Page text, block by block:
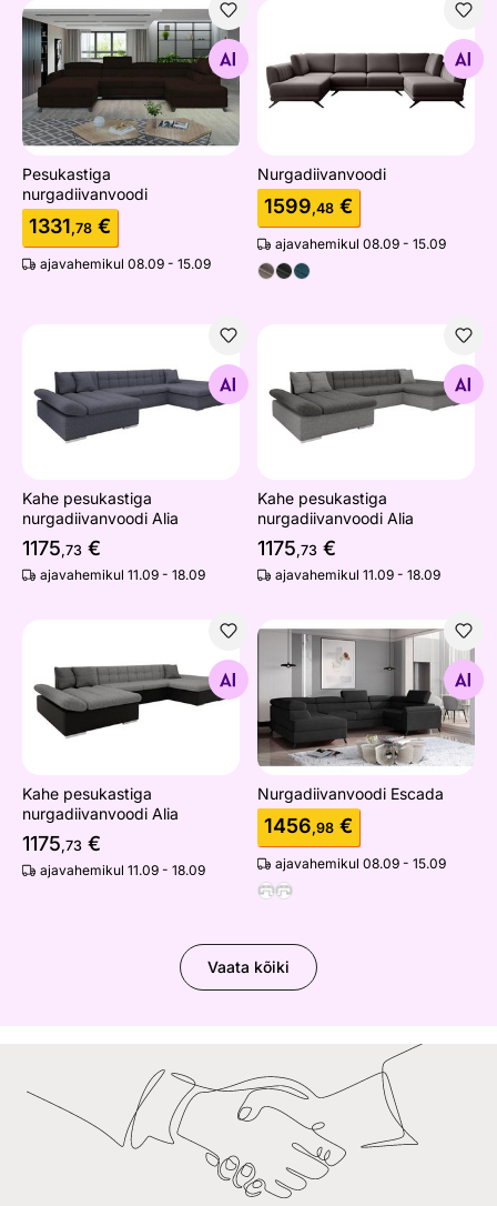
Pesukastiga nurgadiivanvoodi
Otsi sarnaseid
Pesukastiga
nurgadiivanvoodi
1331,78 €
ajavahemikul 08.09 - 15.09
Otsi sarnaseid
Nurgadiivanvoodi
1599,48 €
ajavahemikul 08.09 - 15.09
Otsi sarnaseid
Kahe pesukastiga
nurgadiivanvoodi Alia
1175,73 €
ajavahemikul 11.09 - 18.09
Otsi sarnaseid
Kahe pesukastiga
nurgadiivanvoodi Alia
1175,73 €
ajavahemikul 11.09 - 18.09
Kahe pesukastiga nurgadiivanvoodi Alia
Otsi sarnaseid
Kahe pesukastiga
nurgadiivanvoodi Alia
1175,73 €
ajavahemikul 11.09 - 18.09
Nurgadiivanvoodi Escada
Otsi sarnaseid
Nurgadiivanvoodi Escada
1456,98 €
ajavahemikul 08.09 - 15.09
Vaata kõiki